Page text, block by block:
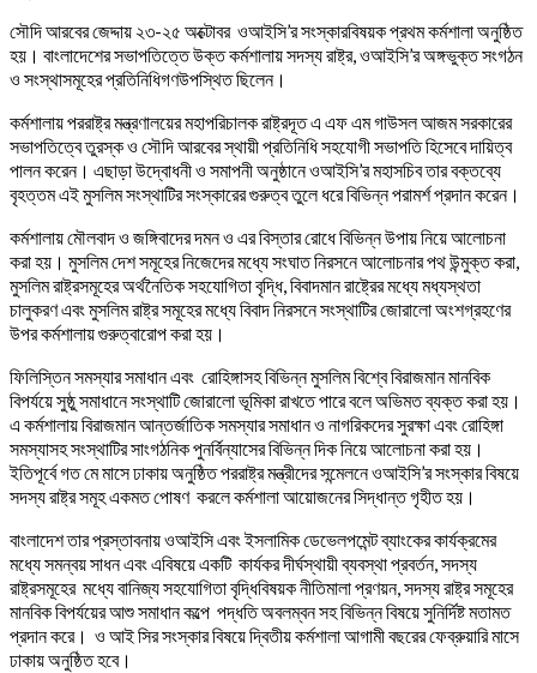
সৌদি আরবের জেদ্দায় ২৩-২৫ অক্টোবর ওআইসি’র সংস্কারবিষয়ক প্রথম কর্মশালা অনুষ্ঠিত
হয়। বাংলাদেশের সভাপতিত্তে উক্ত কর্মশালায় সদস্য রাষ্ট্র, ওআইসি’র অঙ্গভুক্ত সংগঠন
ও সংস্থাসমূহের প্রতিনিধিগণউপস্থিত ছিলেন।
কর্মশালায় পররাষ্ট্র মন্ত্রণালয়ের মহাপরিচালক রাষ্ট্রদূত এ এফ এম গাউসল আজম সরকারের
সভাপতিত্বে তুরস্ক ও সৌদি আরবের স্থায়ী প্রতিনিধি সহযোগী সভাপতি হিসেবে দায়িত্ব
পালন করেন। এছাড়া উদ্বোধনী ও সমাপনী অনুষ্ঠানে ওআইসি’র মহাসচিব তার বক্তব্যে
বৃহত্তম এই মুসলিম সংস্থাটির সংস্কারের গুরুত্ব তুলে ধরে বিভিন্ন পরামর্শ প্রদান করেন।
কর্মশালায় মৌলবাদ ও জঙ্গিবাদের দমন ও এর বিস্তার রোধে বিভিন্ন উপায় নিয়ে আলোচনা
করা হয়। মুসলিম দেশ সমূহের নিজেদের মধ্যে সংঘাত নিরসনে আলোচনার পথ উন্মুক্ত করা,
মুসলিম রাষ্ট্রসমূহের অর্থনৈতিক সহযোগিতা বৃদ্ধি, বিবাদমান রাষ্ট্রের মধ্যে মধ্যস্থতা
চালুকরণ এবং মুসলিম রাষ্ট্র সমূহের মধ্যে বিবাদ নিরসনে সংস্থাটির জোরালো অংশগ্রহণের
উপর কর্মশালায় গুরুত্বারোপ করা হয়।
ফিলিস্তিন সমস্যার সমাধান এবং রোহিঙ্গাসহ বিভিন্ন মুসলিম বিশ্বে বিরাজমান মানবিক
বিপর্যয়ে সুষ্ঠু সমাধানে সংস্থাটি জোরালো ভূমিকা রাখতে পারে বলে অভিমত ব্যক্ত করা হয়।
এ কর্মশালায় বিরাজমান আন্তর্জাতিক সমস্যার সমাধান ও নাগরিকদের সুরক্ষা এবং রোহিঙ্গা
সমস্যাসহ সংস্থাটির সাংগঠনিক পুনর্বিন্যাসের বিভিন্ন দিক নিয়ে আলোচনা করা হয়।
ইতিপূর্বে গত মে মাসে ঢাকায় অনুষ্ঠিত পররাষ্ট্র মন্ত্রীদের সন্মেলনে ওআইসি’র সংস্কার বিষয়ে
সদস্য রাষ্ট্র সমূহ একমত পোষণ করলে কর্মশালা আয়োজনের সিদ্ধান্ত গৃহীত হয়।
বাংলাদেশ তার প্রস্তাবনায় ওআইসি এবং ইসলামিক ডেভেলপমেন্ট ব্যাংকের কার্যক্রমের
মধ্যে সমন্বয় সাধন এবং এবিষয়ে একটি কার্যকর দীর্ঘস্থায়ী ব্যবস্থা প্রবর্তন, সদস্য
রাষ্ট্রসমূহের মধ্যে বানিজ্য সহযোগিতা বৃদ্ধিবিষয়ক নীতিমালা প্রণয়ন, সদস্য রাষ্ট্র সমূহের
মানবিক বিপর্যয়ের আশু সমাধান কল্পে পদ্ধতি অবলম্বন সহ বিভিন্ন বিষয়ে সুনির্দিষ্ট মতামত
প্রদান করে। ও আই সির সংস্কার বিষয়ে দ্বিতীয় কর্মশালা আগামী বছরের ফেব্রুয়ারি মাসে
ঢাকায় অনুষ্ঠিত হবে।